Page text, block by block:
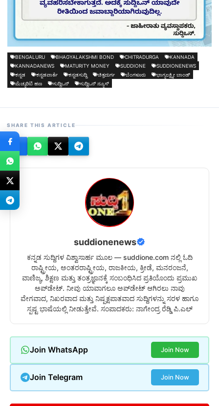
BENGALURU BHAGYALAKSHMI BOND CHITRADURGA
KANNADA
KANNADANEWS
MATURITY MONEY SUDDIONE
SUDDIONENEWS
ಕನ್ನಡ
ಕನ್ನಡವಾರ್ತೆ ಕನ್ನಡಸುದ್ದಿ ಚಿತ್ರದುರ್ಗ ಬೆಂಗಳೂರು
ಭಾಗ್ಯಲಕ್ಷ್ಮೀ ಬಾಂಡ್
ಮೆಚ್ಯುರಿಟಿ ಹಣ
ಸುದ್ದಿಒನ್ ಸುದ್ದಿಒನ್ ನ್ಯೂಸ್
SHARE THIS ARTICLE
suddionenews
ಕನ್ನಡ ಸುದ್ದಿಗಳ ವಿಶ್ವಾಸಾರ್ಹ ಮೂಲ — suddione.com ನಲ್ಲಿ ಓದಿ
ರಾಷ್ಟ್ರೀಯ, ಅಂತರರಾಷ್ಟ್ರೀಯ, ರಾಜಕೀಯ, ಕ್ರೀಡೆ, ಮನರಂಜನೆ,
ವಾಣಿಜ್ಯ, ಶಿಕ್ಷಣ ಮತ್ತು ತಂತ್ರಜ್ಞಾನಕ್ಕೆ ಸಂಬಂಧಿಸಿದ ಪ್ರತಿಯೊಂದು ಪ್ರಮುಖ
ಅಪ್‌ಡೇಟ್. ನೀವು ಯಾವಾಗಲೂ ಅಪ್‌ಡೇಟ್ ಆಗಿರಲು ನಾವು
ವೇಗವಾದ, ನಿಖರವಾದ ಮತ್ತು ನಿಷ್ಪಕ್ಷಪಾತವಾದ ಸುದ್ದಿಗಳನ್ನು ಸರಳ ಹಾಗೂ
ಸ್ಪಷ್ಟ ಭಾಷೆಯಲ್ಲಿ ನೀಡುತ್ತೇವೆ. ಸಂಪಾದಕರು: ನಾಗೇಂದ್ರ ರೆಡ್ಡಿ ಪಿ.ಎಲ್
Join WhatsApp Join Now
Join Telegram Join Now